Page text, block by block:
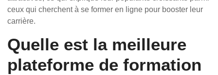
ceux qui cherchent à se former en ligne pour booster leur
carrière.
Quelle est la meilleure
plateforme de formation